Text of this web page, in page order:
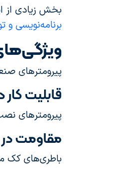
بخش زیادی از
برنامه‌نویسی و
پیرومترهای
قابلیت کار
پیرومترهای نصب‌شده
مقاومت در
باطری‌های کک